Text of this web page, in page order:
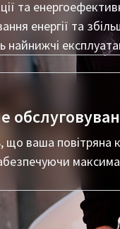
та
енергії та
найнижчі
що ваша